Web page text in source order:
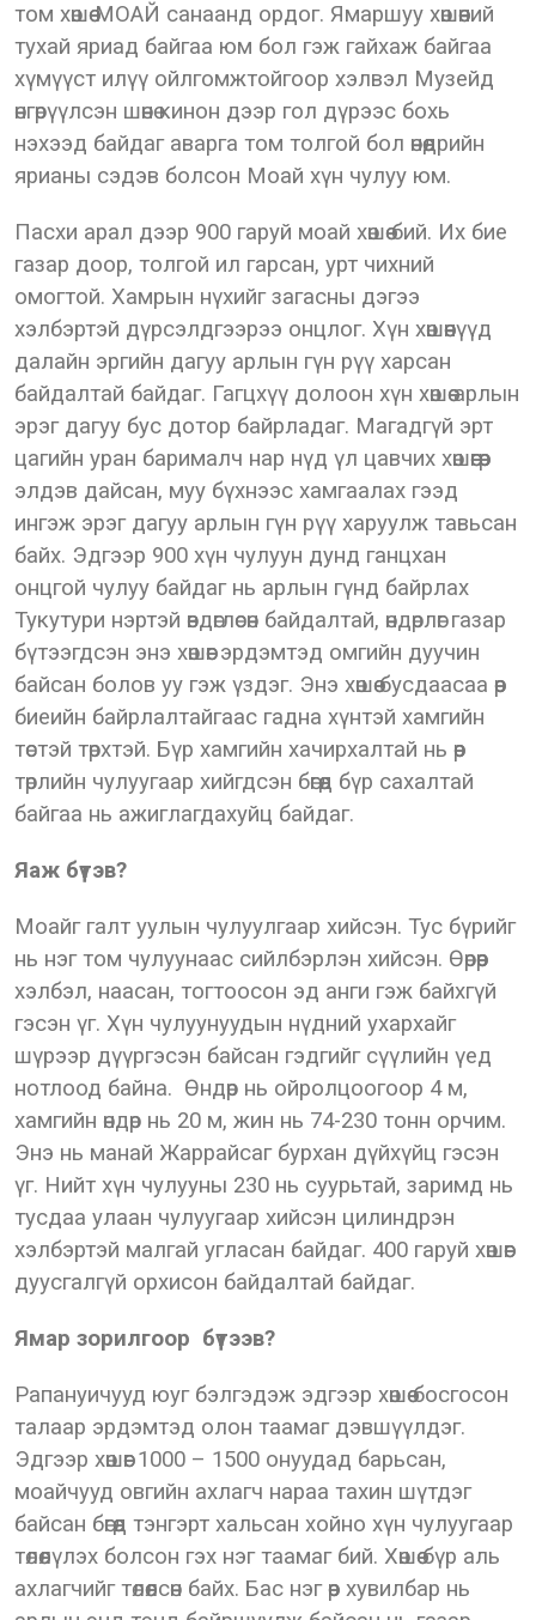
том хөшөө МОАЙ санаанд ордог. Ямаршуу хөшөөний
тухай яриад байгаа юм бол гэж гайхаж байгаа
хүмүүст илүү ойлгомжтойгоор хэлвэл Музейд
өнгөрүүлсэн шөнө кинон дээр гол дүрээс бохь
нэхээд байдаг аварга том толгой бол өнөөдрийн
ярианы сэдэв болсон Моай хүн чулуу юм.
Пасхи арал дээр 900 гаруй моай хөшөө бий. Их бие
газар доор, толгой ил гарсан, урт чихний
омогтой. Хамрын нүхийг загасны дэгээ
хэлбэртэй дүрсэлдгээрээ онцлог. Хүн хөшөөнүүд
далайн эргийн дагуу арлын гүн рүү харсан
байдалтай байдаг. Гагцхүү долоон хүн хөшөө арлын
эрэг дагуу бус дотор байрладаг. Магадгүй эрт
цагийн уран барималч нар нүд үл цавчих хөшөөгөөр
элдэв дайсан, муу бүхнээс хамгаалах гээд
ингэж эрэг дагуу арлын гүн рүү харуулж тавьсан
байх. Эдгээр 900 хүн чулуун дунд ганцхан
онцгой чулуу байдаг нь арлын гүнд байрлах
Тукутури нэртэй өвдөглөсөн байдалтай, өндөрлөг газар
бүтээгдсэн энэ хөшөөг эрдэмтэд омгийн дуучин
байсан болов уу гэж үздэг. Энэ хөшөө бусдаасаа өөр
биеийн байрлалтайгаас гадна хүнтэй хамгийн
төстэй төрхтэй. Бүр хамгийн хачирхалтай нь өөр
төрлийн чулуугаар хийгдсэн бөгөөд бүр сахалтай
байгаа нь ажиглагдахуйц байдаг.
Яаж бүтэв?
Моайг галт уулын чулуулгаар хийсэн. Тус бүрийг
нь нэг том чулуунаас сийлбэрлэн хийсэн. Өөрөөр
хэлбэл, наасан, тогтоосон эд анги гэж байхгүй
гэсэн үг. Хүн чулуунуудын нүдний ухархайг
шүрээр дүүргэсэн байсан гэдгийг сүүлийн үед
нотлоод байна. Өндөр нь ойролцоогоор 4 м,
хамгийн өндөр нь 20 м, жин нь 74-230 тонн орчим.
Энэ нь манай Жаррайсаг бурхан дүйхүйц гэсэн
үг. Нийт хүн чулууны 230 нь суурьтай, заримд нь
тусдаа улаан чулуугаар хийсэн цилиндрэн
хэлбэртэй малгай угласан байдаг. 400 гаруй хөшөөг
дуусгалгүй орхисон байдалтай байдаг.
Ямар зорилгоор бүтээв?
Рапануичууд юуг бэлгэдэж эдгээр хөшөө босгосон
талаар эрдэмтэд олон таамаг дэвшүүлдэг.
Эдгээр хөшөөг 1000 – 1500 онуудад барьсан,
моайчууд овгийн ахлагч нараа тахин шүтдэг
байсан бөгөөд тэнгэрт хальсан хойно хүн чулуугаар
төлөөлүлэх болсон гэх нэг таамаг бий. Хөшөө бүр аль
ахлагчийг төлөөлсөн байх. Бас нэг өөр хувилбар нь